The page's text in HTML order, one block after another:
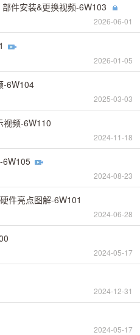
件安装&更换视频-6W103
2026-06-01
2026-01-05
-6W104
2025-03-03
视频-6W110
2024-11-18
6W105
2024-08-23
件亮点图解-6W101
2024-06-28
2024-05-17
2024-12-31
2024-05-17